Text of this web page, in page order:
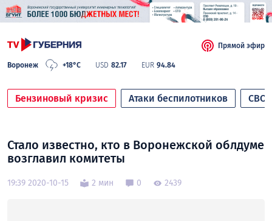
Воронеж +18°C USD 82.17 EUR 94.84
Прямой эфир
Бензиновый кризис Атаки беспилотников СВО
Стало известно, кто в Воронежской облдуме
возглавил комитеты
19:39 2020-10-15 2 мин 0 2439